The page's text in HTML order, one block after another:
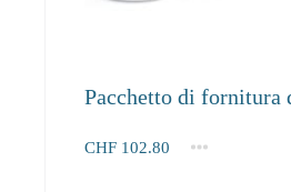
Pacchetto di fornitura
CHF 102.80
1+